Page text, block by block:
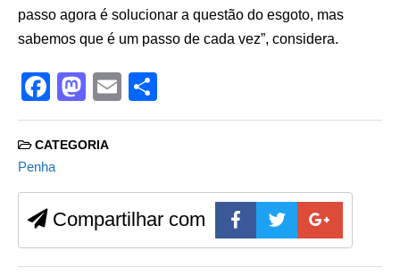
passo agora é solucionar a questão do esgoto, mas
sabemos que é um passo de cada vez”, considera.
F
a
c
e
b
o
o
M
a
st
d
o
n
E
m h
CATEGORIA
Penha
Compartilhar com